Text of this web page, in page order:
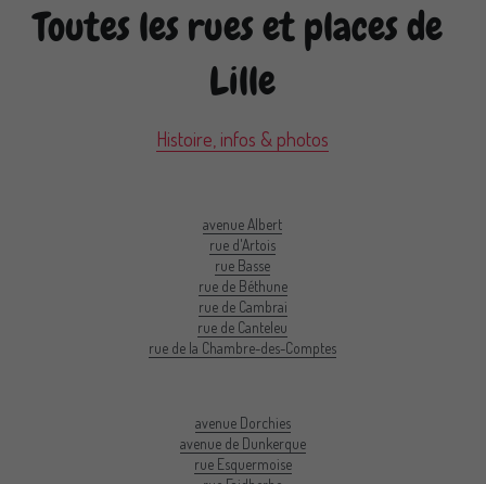
Toutes les rues et places de
Lille
Histoire, infos & photos
avenue Albert
rue d'Artois
rue Basse
rue de Béthune
rue de Cambrai
rue de Canteleu
rue de la Chambre-des-Comptes
avenue Dorchies
avenue de Dunkerque
rue Esquermoise